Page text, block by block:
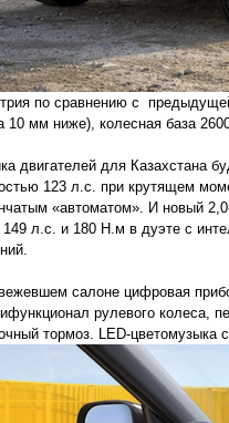
по сравнению с
10 мм ниже), колесная база
двигателей для Казахстана
123 л.с. при крутящем
«автоматом». И новый
149 л.с. и 180 Н.м в дуэте с
салоне цифровая
рулевого колеса,
тормоз. LED-цветомузыка